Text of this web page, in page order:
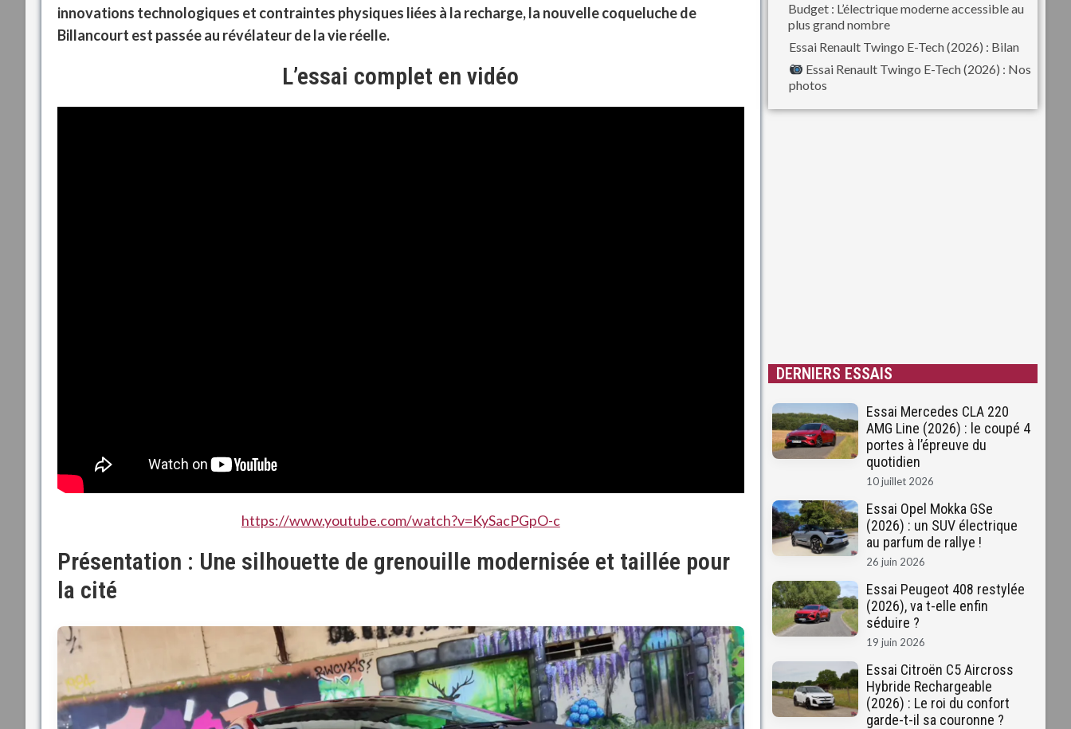
innovations technologiques et contraintes physiques liées à la recharge, la nouvelle coqueluche de
Billancourt est passée au révélateur de la vie réelle.
L’essai complet en vidéo
https://www.youtube.com/watch?v=KySacPGpO-c
Présentation : Une silhouette de grenouille modernisée et taillée pour
la cité
Budget : L’électrique moderne accessible au
plus grand nombre
Essai Renault Twingo E-Tech (2026) : Bilan
Essai Renault Twingo E-Tech (2026) : Nos
photos
DERNIERS ESSAIS
Essai Mercedes CLA 220
AMG Line (2026) : le coupé 4
portes à l’épreuve du
quotidien
10 juillet 2026
Essai Opel Mokka GSe
(2026) : un SUV électrique
au parfum de rallye !
26 juin 2026
Essai Peugeot 408 restylée
(2026), va t-elle enfin
séduire ?
19 juin 2026
Essai Citroën C5 Aircross
Hybride Rechargeable
(2026) : Le roi du confort
garde-t-il sa couronne ?